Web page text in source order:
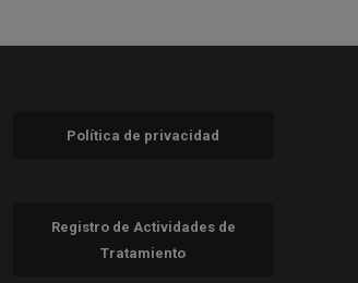
Política de privacidad
Registro de Actividades de
Tratamiento